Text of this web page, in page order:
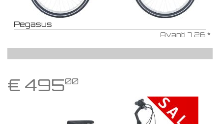
Pegasus
Avanti 7 26 *
€ 49500